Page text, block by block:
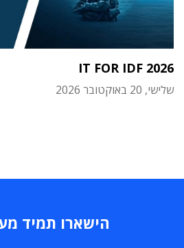
IT FOR IDF 2026
שלישי, 20 באוקטובר 2026
הישארו תמיד